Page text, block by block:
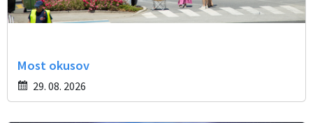
Most okusov
29. 08. 2026